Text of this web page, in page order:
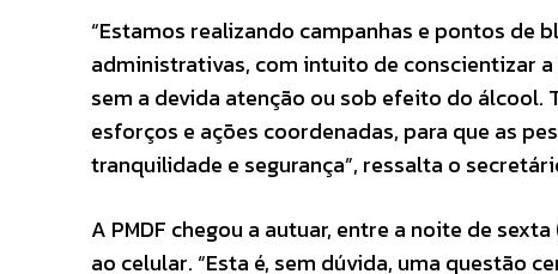
“Estamos realizando campanhas e pontos de
administrativas, com intuito de conscientizar
sem a devida atenção ou sob efeito do álcool.
esforços e ações coordenadas, para que as
tranquilidade e segurança”, ressalta o
A PMDF chegou a autuar, entre a noite de
ao celular. “Esta é, sem dúvida, uma questão